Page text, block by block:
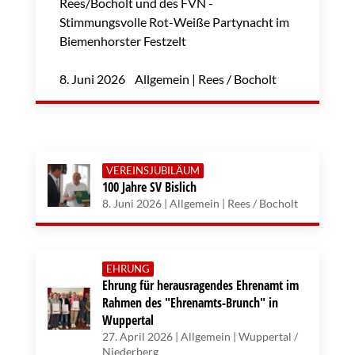
Rees/Bocholt und des FVN -
Stimmungsvolle Rot-Weiße Partynacht im
Biemenhorster Festzelt
8. Juni 2026 Allgemein | Rees / Bocholt
VEREINSJUBILÄUM
100 Jahre SV Bislich
8. Juni 2026 | Allgemein | Rees / Bocholt
EHRUNG
Ehrung für herausragendes Ehrenamt im
Rahmen des "Ehrenamts-Brunch" in
Wuppertal
27. April 2026 | Allgemein | Wuppertal /
Niederberg